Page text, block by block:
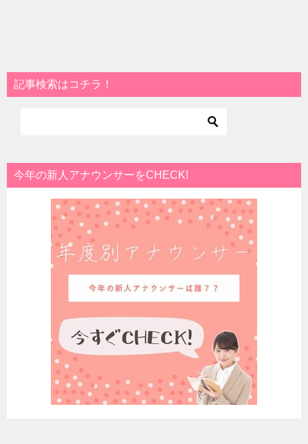
記事検索はコチラ！
今年の新人アナウンサーをCHECK!